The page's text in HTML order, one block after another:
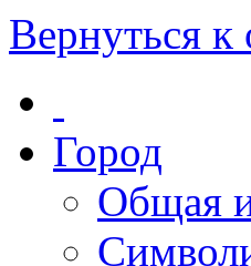
Вернуться
Город
Общая